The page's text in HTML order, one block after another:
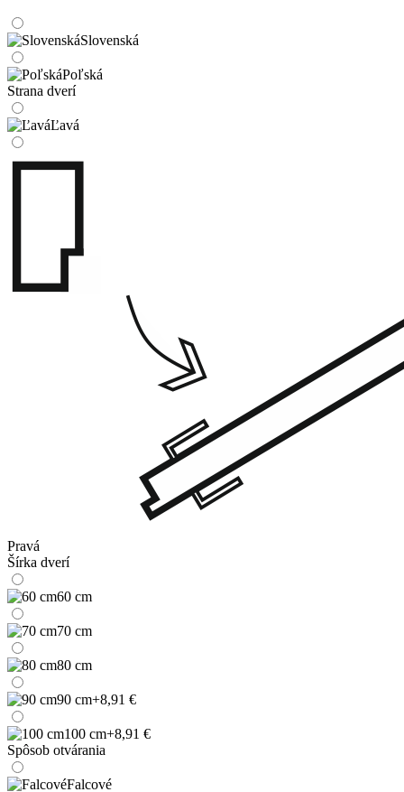
Slovenská
Poľská
Strana dverí
Ľavá
Pravá
Šírka dverí
60 cm
70 cm
80 cm
90 cm+8,91 €
100 cm+8,91 €
Spôsob otvárania
Falcové